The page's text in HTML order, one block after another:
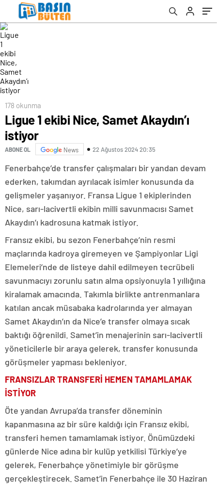
178 okunma
Ligue 1 ekibi Nice, Samet Akaydın’ı
istiyor
ABONE OL News 22 Ağustos 2024 20:35
Fenerbahçe’de transfer çalışmaları bir yandan devam
ederken, takımdan ayrılacak isimler konusunda da
gelişmeler yaşanıyor. Fransa Ligue 1 ekiplerinden
Nice, sarı-lacivertli ekibin milli savunmacısı Samet
Akaydın’ı kadrosuna katmak istiyor.
Fransız ekibi, bu sezon Fenerbahçe’nin resmi
maçlarında kadroya giremeyen ve Şampiyonlar Ligi
Elemeleri’nde de listeye dahil edilmeyen tecrübeli
savunmacıyı zorunlu satın alma opsiyonuyla 1 yıllığına
kiralamak amacında. Takımla birlikte antrenmanlara
katılan ancak müsabaka kadrolarında yer almayan
Samet Akaydın’ın da Nice’e transfer olmaya sıcak
baktığı öğrenildi. Samet’in menajerinin sarı-lacivertli
yöneticilerle bir araya gelerek, transfer konusunda
görüşmeler yapması bekleniyor.
FRANSIZLAR TRANSFERİ HEMEN TAMAMLAMAK
İSTİYOR
Öte yandan Avrupa’da transfer döneminin
kapanmasına az bir süre kaldığı için Fransız ekibi,
transferi hemen tamamlamak istiyor. Önümüzdeki
günlerde Nice adına bir kulüp yetkilisi Türkiye’ye
gelerek, Fenerbahçe yönetimiyle bir görüşme
gerçekleştirecek. Samet’in Fenerbahçe ile 30 Haziran